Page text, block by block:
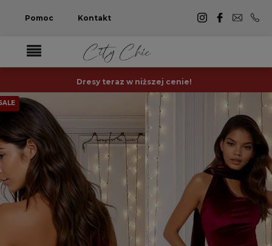
Pomoc Kontakt
Dresy teraz w niższej cenie!